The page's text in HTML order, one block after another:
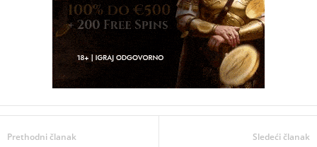
Prethodni članak Sledeći članak